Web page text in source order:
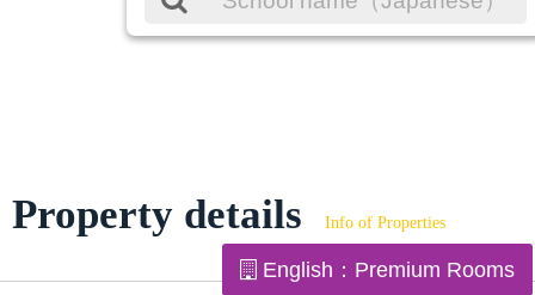
Property details Info of Properties
English：Premium Rooms